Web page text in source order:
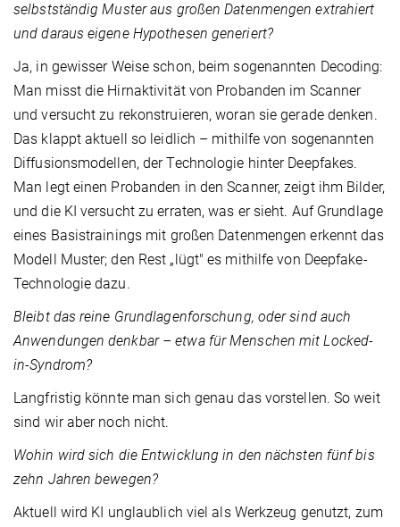
selbstständig Muster aus großen Datenmengen extrahiert
und daraus eigene Hypothesen generiert?
Ja, in gewisser Weise schon, beim sogenannten Decoding:
Man misst die Hirnaktivität von Probanden im Scanner
und versucht zu rekonstruieren, woran sie gerade denken.
Das klappt aktuell so leidlich – mithilfe von sogenannten
Diffusionsmodellen, der Technologie hinter Deepfakes.
Man legt einen Probanden in den Scanner, zeigt ihm Bilder,
und die KI versucht zu erraten, was er sieht. Auf Grundlage
eines Basistrainings mit großen Datenmengen erkennt das
Modell Muster; den Rest „lügt" es mithilfe von Deepfake-
Technologie dazu.
Bleibt das reine Grundlagenforschung, oder sind auch
Anwendungen denkbar – etwa für Menschen mit Locked-
in-Syndrom?
Langfristig könnte man sich genau das vorstellen. So weit
sind wir aber noch nicht.
Wohin wird sich die Entwicklung in den nächsten fünf bis
zehn Jahren bewegen?
Aktuell wird KI unglaublich viel als Werkzeug genutzt, zum